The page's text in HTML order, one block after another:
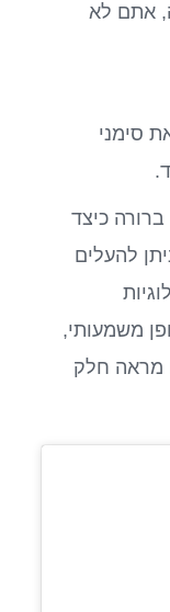
אתם לא
סימני
כיצד
להעלים
משמעותי,
מראה חלק